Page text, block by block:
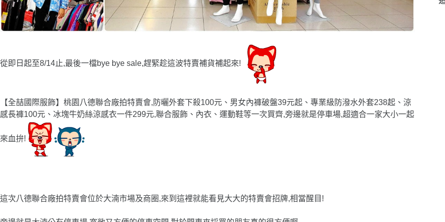
從即日起至8/14止,最後一檔bye bye sale,趕緊趁這波特賣補貨補起來!
【全喆國際服飾】桃園八德聯合廠拍特賣會,防曬外套下殺100元、男女內褲破盤39元起、專業級防潑水外套238起、涼
感長褲100元、冰塊牛奶絲涼感衣一件299元,聯合服飾、內衣、運動鞋等一次買齊,旁邊就是停車場,超適合一家大小一起
來血拚!
這次八德聯合廠拍特賣會位於大湳市場及商圈,來到這裡就能看見大大的特賣會招牌,相當醒目!